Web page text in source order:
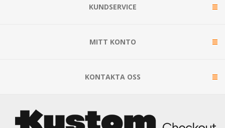
KUNDSERVICE
MITT KONTO
KONTAKTA OSS